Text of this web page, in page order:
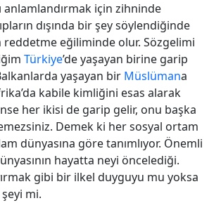
anlamlandırmak için zihninde
dışında bir şey söylendiğinde
reddetme eğiliminde olur. Sözgelimi
Türkiye’de yaşayan birine garip
yaşayan bir Müslümana
kabile kimliğini esas alarak
her ikisi de garip gelir, onu başka
Demek ki her sosyal ortam
dünyasına göre tanımlıyor. Önemli
hayatta neyi öncelediği.
gibi bir ilkel duyguyu mu yoksa
mi.